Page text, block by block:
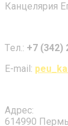
Канцелярия
Tел.: +7 (342)
E-mail:
Адрес:
614990